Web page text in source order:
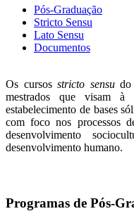
Pós-Graduação
Stricto Sensu
Lato Sensu
Documentos
Os cursosstricto sensudo
mestrados que visam à
estabelecimento de bases
com foco nos processos
desenvolvimento
desenvolvimento humano.
Programas de Pós-